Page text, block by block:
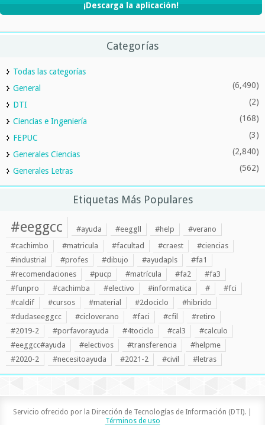
¡Descarga la aplicación!
Categorías
Todas las categorías
General
(6,490)
DTI (2)
Ciencias e Ingeniería (168)
FEPUC (3)
Generales Ciencias (2,840)
Generales Letras (562)
Etiquetas Más Populares
#eeggcc #ayuda #eeggll #help
#verano
#cachimbo
#matricula #facultad #craest
#ciencias
#industrial
#profes #dibujo #ayudapls
#fa1
#recomendaciones
#pucp #matrícula #fa2
#fa3
#funpro
#cachimba #electivo #informatica #
#fci
#caldif
#cursos #material #2dociclo
#hibrido
#dudaseeggcc
#cicloverano #faci #cfil
#retiro
#2019-2
#porfavorayuda #4tociclo #cal3
#calculo
#eeggcc#ayuda
#electivos #transferencia
#helpme
#2020-2
#necesitoayuda #2021-2 #civil #letras
Servicio ofrecido por la Dirección de Tecnologías de Información (DTI). |
Términos de uso